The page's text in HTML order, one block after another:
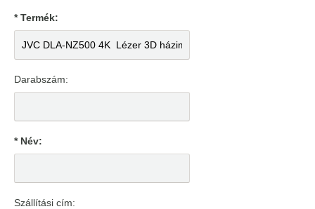
* Termék:
Darabszám:
* Név:
Szállítási cím: